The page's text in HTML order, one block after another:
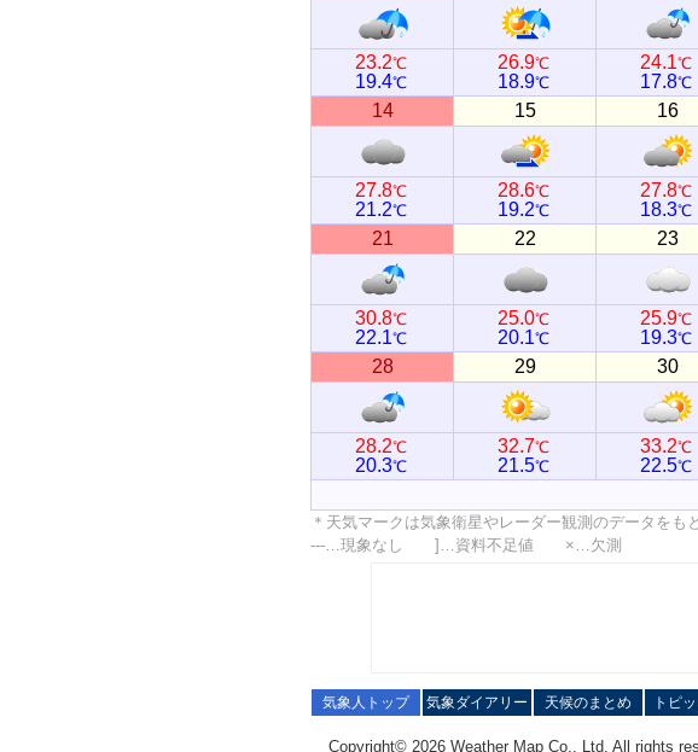
23.2℃
19.4℃
26.9℃
18.9℃
24.1℃
17.8℃
14 15 16
27.8℃
21.2℃
28.6℃
19.2℃
27.8℃
18.3℃
21 22 23
30.8℃
22.1℃
25.0℃
20.1℃
25.9℃
19.3℃
28 29 30
28.2℃
20.3℃
32.7℃
21.5℃
33.2℃
22.5℃
＊天気マークは気象衛星やレーダー観測のデータをも
---…現象なし ]…資料不足値 ×…欠測
気象人トップ 気象ダイアリー 天候のまとめ トピ
Copyright© 2026 Weather Map Co., Ltd. All rights